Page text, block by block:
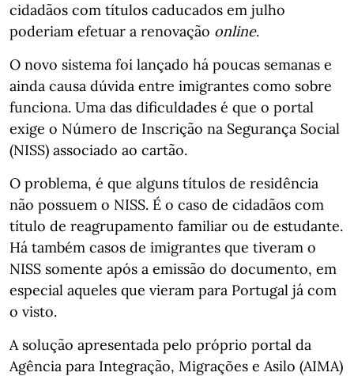
cidadãos com títulos caducados em julho
poderiam efetuar a renovação online.
O novo sistema foi lançado há poucas semanas e
ainda causa dúvida entre imigrantes como sobre
funciona. Uma das dificuldades é que o portal
exige o Número de Inscrição na Segurança Social
(NISS) associado ao cartão.
O problema, é que alguns títulos de residência
não possuem o NISS. É o caso de cidadãos com
título de reagrupamento familiar ou de estudante.
Há também casos de imigrantes que tiveram o
NISS somente após a emissão do documento, em
especial aqueles que vieram para Portugal já com
o visto.
A solução apresentada pelo próprio portal da
Agência para Integração, Migrações e Asilo (AIMA)